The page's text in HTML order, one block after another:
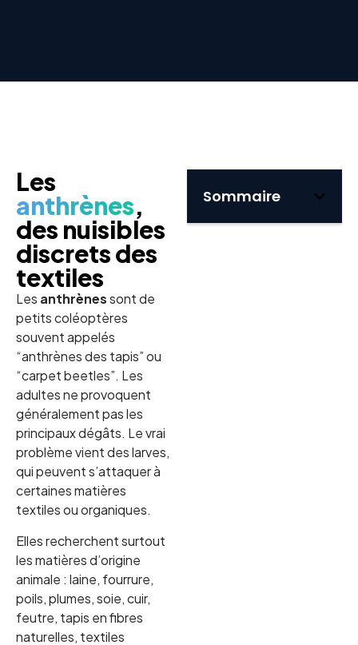
Les
anthrènes,
des nuisibles
discrets des
textiles
Les anthrènessont de
petits coléoptères
souvent appelés
“anthrènes des tapis” ou
“carpet beetles”. Les
adultes ne provoquent
généralement pas les
principaux dégâts. Le vrai
problème vient des larves,
qui peuvent s’attaquer à
certaines matières
textiles ou organiques.
Elles recherchent surtout
les matières d’origine
animale : laine, fourrure,
poils, plumes, soie, cuir,
feutre, tapis en fibres
naturelles, textiles
Sommaire